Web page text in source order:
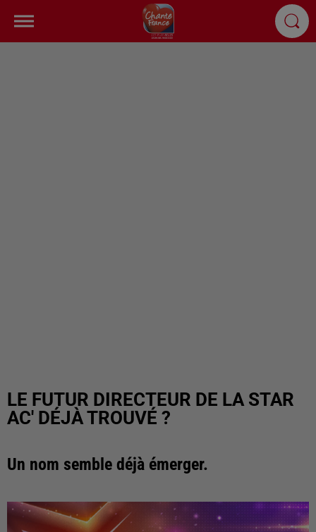
LE FUTUR DIRECTEUR DE LA STAR
AC' DÉJÀ TROUVÉ ?
Un nom semble déjà émerger.